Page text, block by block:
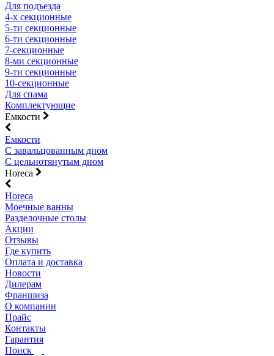
Для подъезда
4-х секционные
5-ти секционные
6-ти секционные
7-секционные
8-ми секционные
9-ти секционные
10-секционные
Для спама
Комплектующие
Емкости
Емкости
С завальцованным дном
С цельнотянутым дном
Horeca
Horeca
Моечные ванны
Разделочные столы
Акции
Отзывы
Где купить
Оплата и доставка
Новости
Дилерам
Франшиза
О компании
Прайс
Контакты
Гарантия
Поиск